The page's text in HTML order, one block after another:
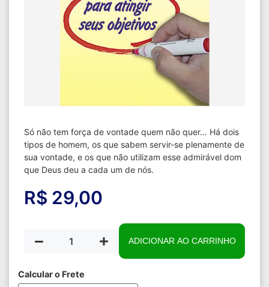
Só não tem força de vontade quem não quer… Há dois
tipos de homem, os que sabem servir-se plenamente de
sua vontade, e os que não utilizam esse admirável dom
que Deus deu a cada um de nós.
R$ 29,00
ADICIONAR AO CARRINHO
Calcular o Frete